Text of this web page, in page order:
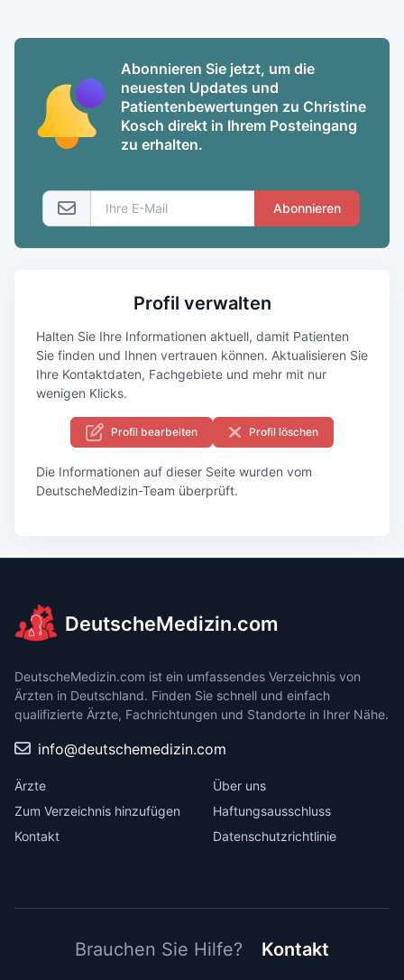
Abonnieren Sie jetzt, um die
neuesten Updates und
Patientenbewertungen zu Christine
Kosch direkt in Ihrem Posteingang
zu erhalten.
Abonnieren
Profil verwalten
Halten Sie Ihre Informationen aktuell, damit Patienten
Sie finden und Ihnen vertrauen können. Aktualisieren Sie
Ihre Kontaktdaten, Fachgebiete und mehr mit nur
wenigen Klicks.
Profil bearbeiten Profil löschen
Die Informationen auf dieser Seite wurden vom
DeutscheMedizin-Team überprüft.
DeutscheMedizin.com
DeutscheMedizin.com ist ein umfassendes Verzeichnis von
Ärzten in Deutschland. Finden Sie schnell und einfach
qualifizierte Ärzte, Fachrichtungen und Standorte in Ihrer Nähe.
info@deutschemedizin.com
Ärzte
Zum Verzeichnis hinzufügen
Kontakt
Über uns
Haftungsausschluss
Datenschutzrichtlinie
Brauchen Sie Hilfe? Kontakt